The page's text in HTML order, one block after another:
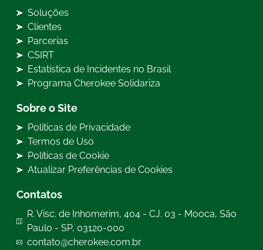
Soluções
Clientes
Parcerias
CSIRT
Estatística de Incidentes no Brasil
Programa Cherokee Solidariza
Sobre o Site
Políticas de Privacidade
Termos de Uso
Políticas de Cookie
Atualizar Preferências de Cookies
Contatos
R. Visc. de Inhomerim, 404 - CJ. 03 - Mooca, São
Paulo - SP, 03120-000
contato@cherokee.com.br